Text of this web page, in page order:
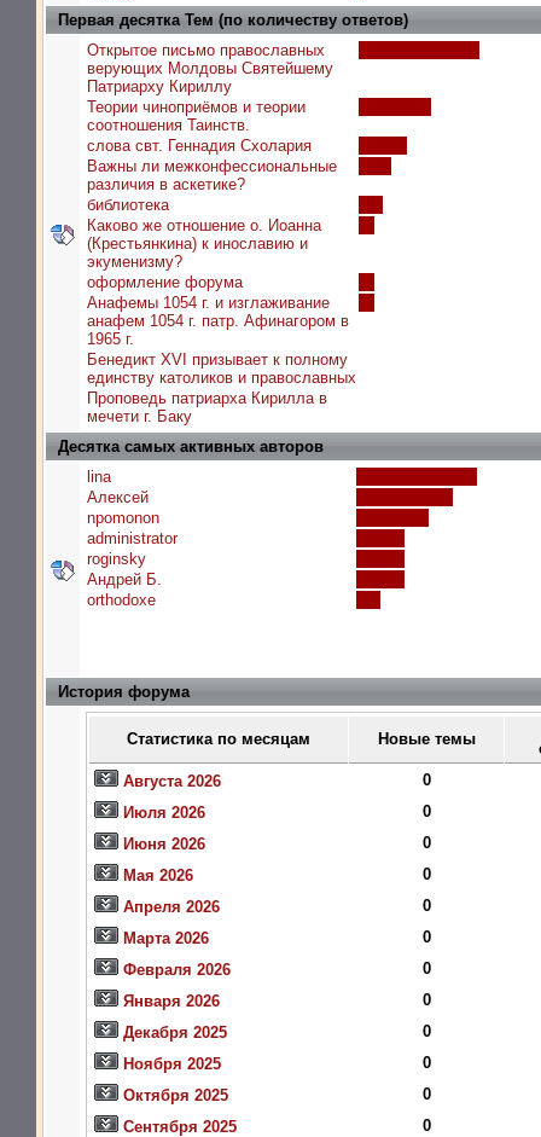
Первая десятка Тем (по количеству ответов)
Открытое письмо православных
верующих Молдовы Святейшему
Патриарху Кириллу
Теории чиноприёмов и теории
соотношения Таинств.
слова свт. Геннадия Схолария
Важны ли межконфессиональные
различия в аскетике?
библиотека
Каково же отношение о. Иоанна
(Крестьянкина) к инославию и
экуменизму?
оформление форума
Анафемы 1054 г. и изглаживание
анафем 1054 г. патр. Афинагором в
1965 г.
Бенедикт XVI призывает к полному
единству католиков и православных
Проповедь патриарха Кирилла в
мечети г. Баку
Десятка самых активных авторов
lina
Алексей
npomonon
administrator
roginsky
Андрей Б.
orthodoxe
История форума
Статистика по месяцам Новые темы
Августа 2026
0
Июля 2026
0
Июня 2026
0
Мая 2026
0
Апреля 2026
0
Марта 2026
0
Февраля 2026
0
Января 2026
0
Декабря 2025
0
Ноября 2025
0
Октября 2025
0
Сентября 2025
0